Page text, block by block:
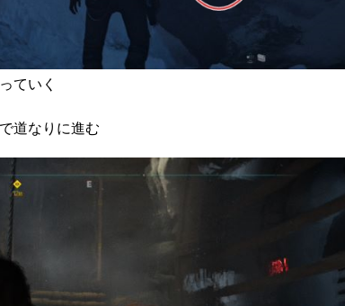
ていく
道なりに進む